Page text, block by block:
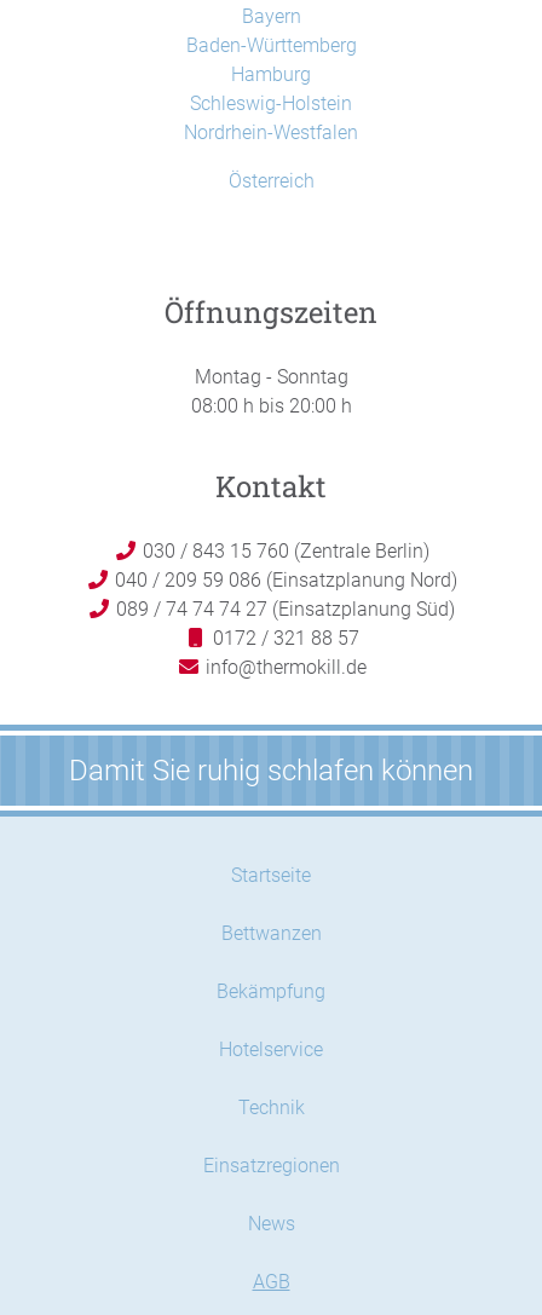
Bayern
Baden-Württemberg
Hamburg
Schleswig-Holstein
Nordrhein-Westfalen
Österreich
Öffnungszeiten
Montag - Sonntag
08:00 h bis 20:00 h
Kontakt
030 / 843 15 760 (Zentrale Berlin)
040 / 209 59 086 (Einsatzplanung Nord)
089 / 74 74 74 27 (Einsatzplanung Süd)
0172 / 321 88 57
info@thermokill.de
Damit Sie ruhig schlafen können
Startseite
Bettwanzen
Bekämpfung
Hotelservice
Technik
Einsatzregionen
News
AGB